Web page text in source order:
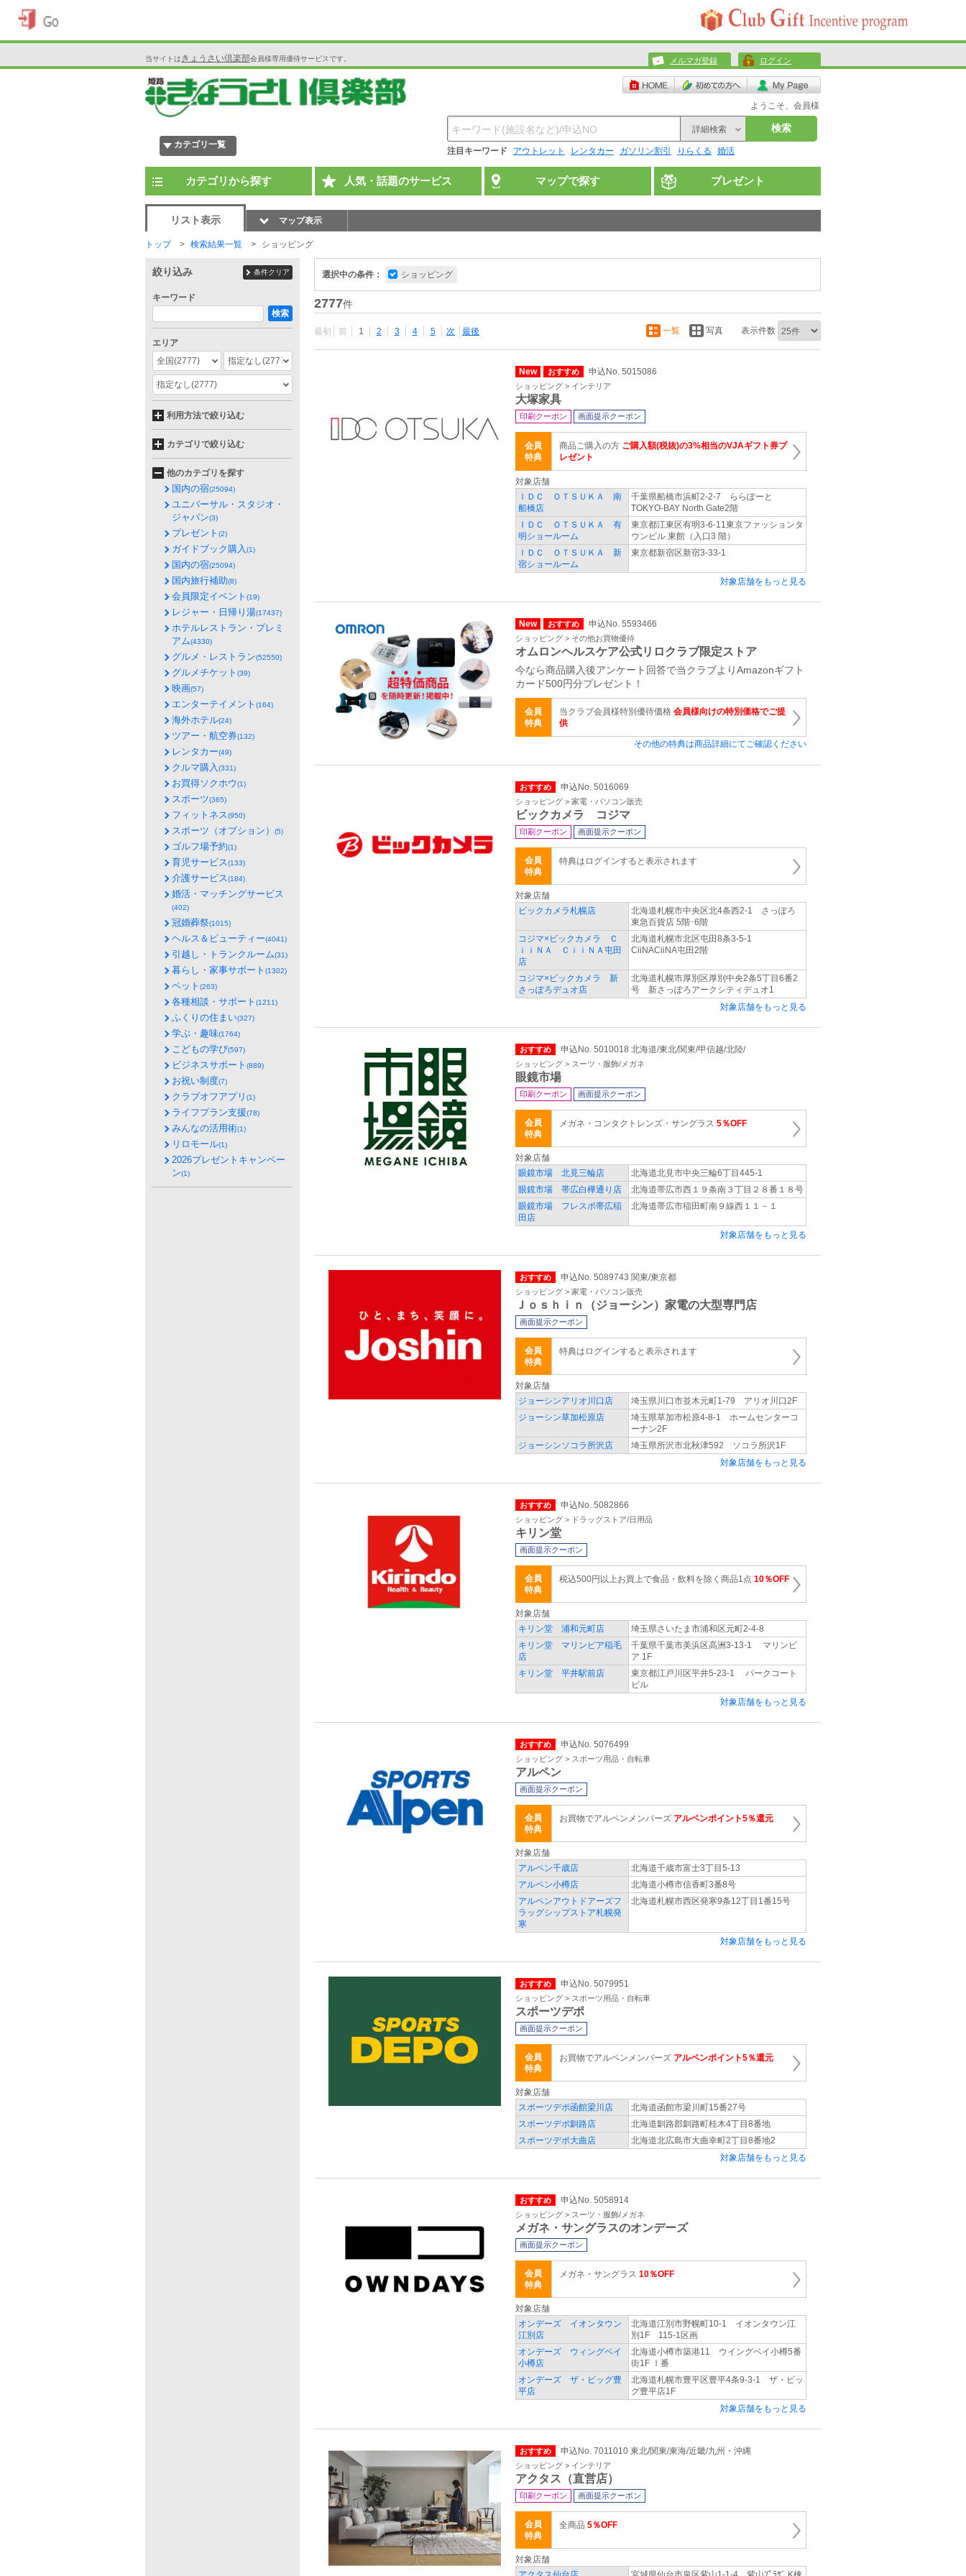
当サイトは きょうさい倶楽部会員様専用優待サービスです。 メルマガ登録 ログイン
ようこそ、会員様
カテゴリ一覧
詳細検索 検索
注目キーワード アウトレット レンタカー ガソリン割引 りらくる 婚活
カテゴリから探す 人気・話題のサービス マップで探す プレゼント
リスト表示 マップ表示
トップ 検索結果一覧 ショッピング
選択中の条件： ショッピング
2777件
最初 前 1 2 3 4 5 次 最後 一覧 写真 表示件数
New おすすめ 申込No. 5015086
ショッピング > インテリア
大塚家具
印刷クーポン 画面提示クーポン
会員
特典
商品ご購入の方 ご購入額(税抜)の3%相当のVJAギフト券プ
レゼント
対象店舗
ＩＤＣ ＯＴＳＵＫＡ 南
船橋店
千葉県船橋市浜町2-2-7 ららぽーと
TOKYO-BAY North Gate2階
ＩＤＣ ＯＴＳＵＫＡ 有
明ショールーム
東京都江東区有明3-6-11東京ファッションタ
ウンビル 東館（入口3 階）
ＩＤＣ ＯＴＳＵＫＡ 新
宿ショールーム
東京都新宿区新宿3-33-1
対象店舗をもっと見る
New おすすめ 申込No. 5593466
ショッピング > その他お買物優待
オムロンヘルスケア公式リロクラブ限定ストア
今なら商品購入後アンケート回答で当クラブよりAmazonギフト
カード500円分プレゼント！
会員
特典
当クラブ会員様特別優待価格 会員様向けの特別価格でご提
供
その他の特典は商品詳細にてご確認ください
おすすめ 申込No. 5016069
ショッピング > 家電・パソコン販売
ビックカメラ コジマ
印刷クーポン 画面提示クーポン
会員
特典
特典はログインすると表示されます
対象店舗
ビックカメラ札幌店
北海道札幌市中央区北4条西2-1 さっぽろ
東急百貨店 5階･6階
コジマ×ビックカメラ Ｃ
ｉｉＮＡ ＣｉｉＮＡ屯田
店
北海道札幌市北区屯田8条3-5-1
CiiNACiiNA屯田2階
コジマ×ビックカメラ 新
さっぽろデュオ店
北海道札幌市厚別区厚別中央2条5丁目6番2
号 新さっぽろアークシティデュオ1
対象店舗をもっと見る
おすすめ 申込No. 5010018 北海道/東北/関東/甲信越/北陸/
ショッピング > スーツ・服飾/メガネ
眼鏡市場
印刷クーポン 画面提示クーポン
会員
特典
メガネ・コンタクトレンズ・サングラス 5％OFF
対象店舗
眼鏡市場 北見三輪店
北海道北見市中央三輪6丁目445-1
眼鏡市場 帯広白樺通り店
北海道帯広市西１９条南３丁目２８番１８号
眼鏡市場 フレスポ帯広稲
田店
北海道帯広市稲田町南９線西１１－１
対象店舗をもっと見る
おすすめ 申込No. 5089743 関東/東京都
ショッピング > 家電・パソコン販売
Ｊｏｓｈｉｎ（ジョーシン）家電の大型専門店
画面提示クーポン
会員
特典
特典はログインすると表示されます
対象店舗
ジョーシンアリオ川口店
埼玉県川口市並木元町1-79 アリオ川口2F
ジョーシン草加松原店
埼玉県草加市松原4-8-1 ホームセンターコ
ーナン2F
ジョーシンソコラ所沢店
埼玉県所沢市北秋津592 ソコラ所沢1F
対象店舗をもっと見る
おすすめ 申込No. 5082866
ショッピング > ドラッグストア/日用品
キリン堂
画面提示クーポン
会員
特典
税込500円以上お買上で食品・飲料を除く商品1点 10％OFF
対象店舗
キリン堂 浦和元町店
埼玉県さいたま市浦和区元町2-4-8
キリン堂 マリンピア稲毛
店
千葉県千葉市美浜区高洲3-13-1 マリンピ
ア 1F
キリン堂 平井駅前店
東京都江戸川区平井5-23-1 パークコート
ビル
対象店舗をもっと見る
おすすめ 申込No. 5076499
ショッピング > スポーツ用品・自転車
アルペン
画面提示クーポン
会員
特典
お買物でアルペンメンバーズ アルペンポイント5％還元
対象店舗
アルペン千歳店
北海道千歳市富士3丁目5-13
アルペン小樽店
北海道小樽市信香町3番8号
アルペンアウトドアーズフ
ラッグシップストア札幌発
寒
北海道札幌市西区発寒9条12丁目1番15号
対象店舗をもっと見る
おすすめ 申込No. 5079951
ショッピング > スポーツ用品・自転車
スポーツデポ
画面提示クーポン
会員
特典
お買物でアルペンメンバーズ アルペンポイント5％還元
対象店舗
スポーツデポ函館梁川店
北海道函館市梁川町15番27号
スポーツデポ釧路店
北海道釧路郡釧路町桂木4丁目8番地
スポーツデポ大曲店
北海道北広島市大曲幸町2丁目8番地2
対象店舗をもっと見る
おすすめ 申込No. 5058914
ショッピング > スーツ・服飾/メガネ
メガネ・サングラスのオンデーズ
画面提示クーポン
会員
特典
メガネ・サングラス 10％OFF
対象店舗
オンデーズ イオンタウン
江別店
北海道江別市野幌町10-1 イオンタウン江
別1F 115-1区画
オンデーズ ウィングベイ
小樽店
北海道小樽市築港11 ウイングベイ小樽5番
街1F Ⅰ番
オンデーズ ザ・ビッグ豊
平店
北海道札幌市豊平区豊平4条9-3-1 ザ・ビッ
グ豊平店1F
対象店舗をもっと見る
おすすめ 申込No. 7011010 東北/関東/東海/近畿/九州・沖縄
ショッピング > インテリア
アクタス（直営店）
印刷クーポン 画面提示クーポン
会員
特典
全商品 5％OFF
対象店舗
絞り込み 条件クリア
キーワード
検索
エリア
全国(2777) 指定なし(2777)
指定なし(2777)
利用方法で絞り込む
カテゴリで絞り込む
他のカテゴリを探す
国内の宿(25094)
ユニバーサル・スタジオ・
ジャパン(3)
プレゼント (2)
ガイドブック購入(1)
国内の宿(25094)
国内旅行補助(8)
会員限定イベント (19)
レジャー・日帰り湯(17437)
ホテルレストラン・プレミ
アム(4330)
グルメ・レストラン(52550)
グルメチケット (39)
映画(57)
エンターテイメント (164)
海外ホテル(24)
ツアー・航空券(132)
レンタカー(49)
クルマ購入(331)
お買得ソクホウ(1)
スポーツ(365)
フィットネス(950)
スポーツ（オプション） (5)
ゴルフ場予約(1)
育児サービス(133)
介護サービス(184)
婚活・マッチングサービス
(402)
冠婚葬祭(1015)
ヘルス＆ビューティー(4041)
引越し・トランクルーム(31)
暮らし・家事サポート (1302)
ペット (263)
各種相談・サポート (1211)
ふくりの住まい(327)
学ぶ・趣味(1764)
こどもの学び(597)
ビジネスサポート (889)
お祝い制度(7)
クラブオフアプリ (1)
ライフプラン支援(78)
みんなの活用術(1)
リロモール(1)
2026プレゼントキャンペー
ン(1)